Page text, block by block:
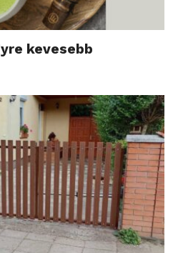
kevesebb